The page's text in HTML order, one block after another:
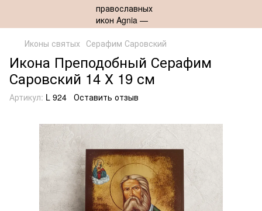
Иконы святых Серафим Саровский
Икона Преподобный Серафим
Саровский 14 Х 19 см
Артикул: L 924 Оставить отзыв